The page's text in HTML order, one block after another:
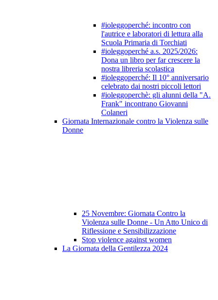
#ioleggoperché: incontro con
l'autrice e laboratori di lettura alla
Scuola Primaria di Torchiati
#ioleggoperché a.s. 2025/2026:
Dona un libro per far crescere la
nostra libreria scolastica
#ioleggoperché: Il 10° anniversario
celebrato dai nostri piccoli lettori
#ioleggoperchè: gli alunni della "A.
Frank" incontrano Giovanni
Colaneri
Giornata Internazionale contro la Violenza sulle
Donne
25 Novembre: Giornata Contro la
Violenza sulle Donne - Un Atto Unico di
Riflessione e Sensibilizzazione
Stop violence against women
La Giornata della Gentilezza 2024